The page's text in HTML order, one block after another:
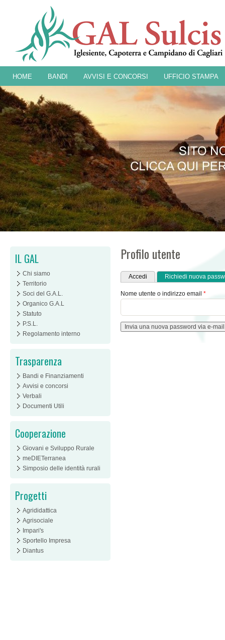
HOME BANDI AVVISI E CONCORSI UFFICIO STAMPA
IL GAL
Chi siamo
Territorio
Soci del G.A.L.
Organico G.A.L
Statuto
P.S.L.
Regolamento interno
Trasparenza
Bandi e Finanziamenti
Avvisi e concorsi
Verbali
Documenti Utili
Cooperazione
Giovani e Sviluppo Rurale
meDIETerranea
Simposio delle identità rurali
Progetti
Agrididattica
Agrisociale
Impari's
Sportello Impresa
Diantus
Profilo utente
Schede primarie
Accedi Richiedi nuova
Nome utente o indirizzo email *